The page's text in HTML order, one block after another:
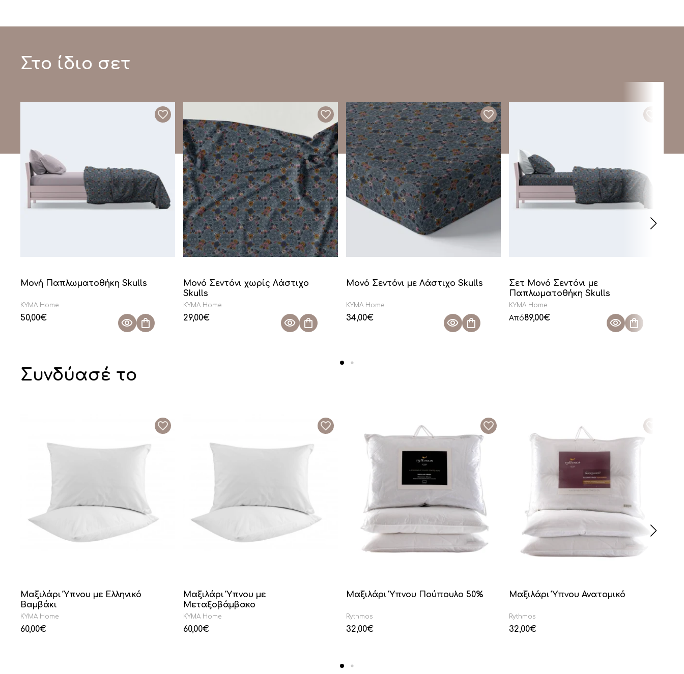
Στο ίδιο σετ
Μονή Παπλωματοθήκη Skulls
KYMA Home
50,00€
Μονό Σεντόνι χωρίς Λάστιχο
Skulls
KYMA Home
29,00€
Μονό Σεντόνι με Λάστιχο Skulls
KYMA Home
34,00€
Σετ Μονό Σεντόνι με
Παπλωματοθήκη Skulls
KYMA Home
Από89,00€
Συνδύασέ το
Μαξιλάρι Ύπνου με Ελληνικό
Βαμβάκι
KYMA Home
60,00€
Μαξιλάρι Ύπνου με
Μεταξοβάμβακο
KYMA Home
60,00€
Μαξιλάρι Ύπνου Πούπουλο 50%
Rythmos
32,00€
Μαξιλάρι Ύπνου Ανατομικό
Rythmos
32,00€